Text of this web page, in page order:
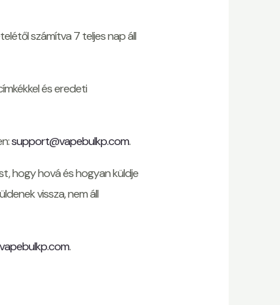
számítva 7 teljes nap áll
és eredeti
support@vapebulkp.com.
hogy hová és hogyan küldje
vissza, nem áll
.